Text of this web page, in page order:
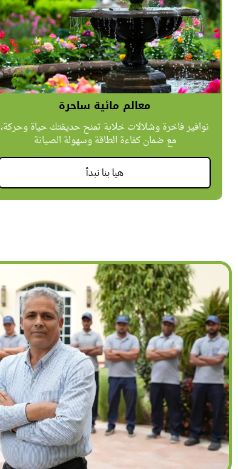
معالم مائية ساحرة
نوافير فاخرة وشلالات خلابة تمنح حديقتك حياة وحركة،
مع ضمان كفاءة الطاقة وسهولة الصيانة
هيا بنا نبدأ